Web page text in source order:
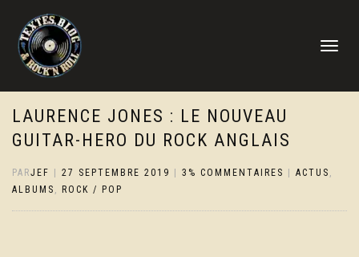
DÉPLIER
LAURENCE JONES : LE NOUVEAU
GUITAR-HERO DU ROCK ANGLAIS
PARJEF 27 SEPTEMBRE 2019 3% COMMENTAIRES ACTUS ,
ALBUMS , ROCK / POP